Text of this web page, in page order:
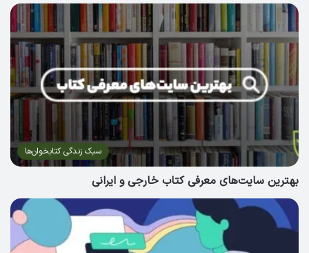
سبک زندگی کتابخوان‌ها
بهترین سایت‌های معرفی کتاب خارجی و ایرانی